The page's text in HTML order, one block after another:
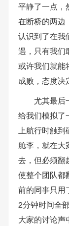
平静了一点，
在断桥的两边
认识到了在我
遇，只有我们
或许我们就能
成败，态度决
尤其最后
给我们模拟了
上航行时触到
舱李，就在大
去，但必须翻
使整个团队都
前的同事只用
2分钟时间全
大家的讨论声